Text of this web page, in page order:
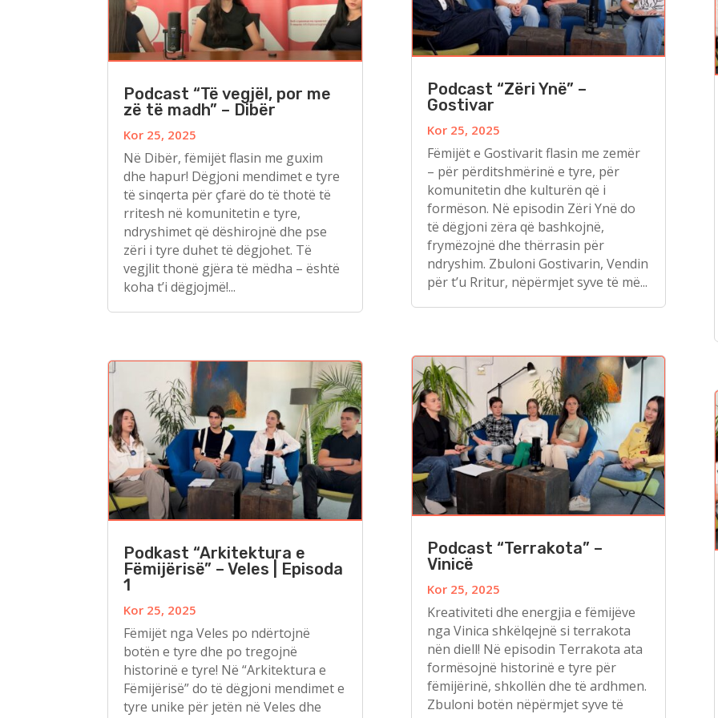
Podcast “Të vegjël, por me
zë të madh” – Dibër
Kor 25, 2025
Në Dibër, fëmijët flasin me guxim
dhe hapur! Dëgjoni mendimet e tyre
të sinqerta për çfarë do të thotë të
rritesh në komunitetin e tyre,
ndryshimet që dëshirojnë dhe pse
zëri i tyre duhet të dëgjohet. Të
vegjlit thonë gjëra të mëdha – është
koha t’i dëgjojmë!...
Podkast “Arkitektura e
Fëmijërisë” – Veles | Episoda
1
Kor 25, 2025
Fëmijët nga Veles po ndërtojnë
botën e tyre dhe po tregojnë
historinë e tyre! Në “Arkitektura e
Fëmijërisë” do të dëgjoni mendimet e
tyre unike për jetën në Veles dhe
Podcast “Zëri Ynë” –
Gostivar
Kor 25, 2025
Fëmijët e Gostivarit flasin me zemër
– për përditshmërinë e tyre, për
komunitetin dhe kulturën që i
formëson. Në episodin Zëri Ynë do
të dëgjoni zëra që bashkojnë,
frymëzojnë dhe thërrasin për
ndryshim. Zbuloni Gostivarin, Vendin
për t’u Rritur, nëpërmjet syve të më...
Podcast “Terrakota” –
Vinicë
Kor 25, 2025
Kreativiteti dhe energjia e fëmijëve
nga Vinica shkëlqejnë si terrakota
nën diell! Në episodin Terrakota ata
formësojnë historinë e tyre për
fëmijërinë, shkollën dhe të ardhmen.
Zbuloni botën nëpërmjet syve të